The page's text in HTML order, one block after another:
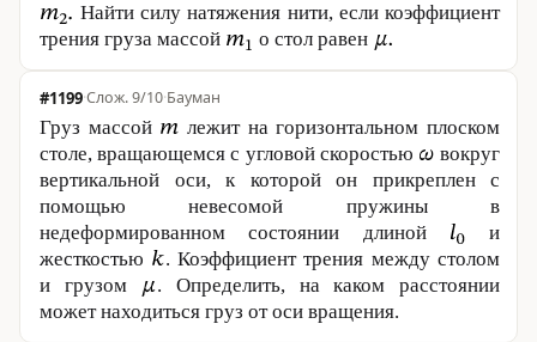
Найти силу натяжения нити, если коэффициент
трения груза массой
о стол равен
#1199· 9/10·Бауман
Груз массой
лежит на горизонтальном плоском
столе, вращающемся с угловой скоростью
вокруг
вертикальной оси, к которой он прикреплен с
помощью невесомой пружины в
недеформированном состоянии длиной
и
жесткостью
. Коэффициент трения между столом
и грузом
. Определить, на каком расстоянии
может находиться груз от оси вращения.